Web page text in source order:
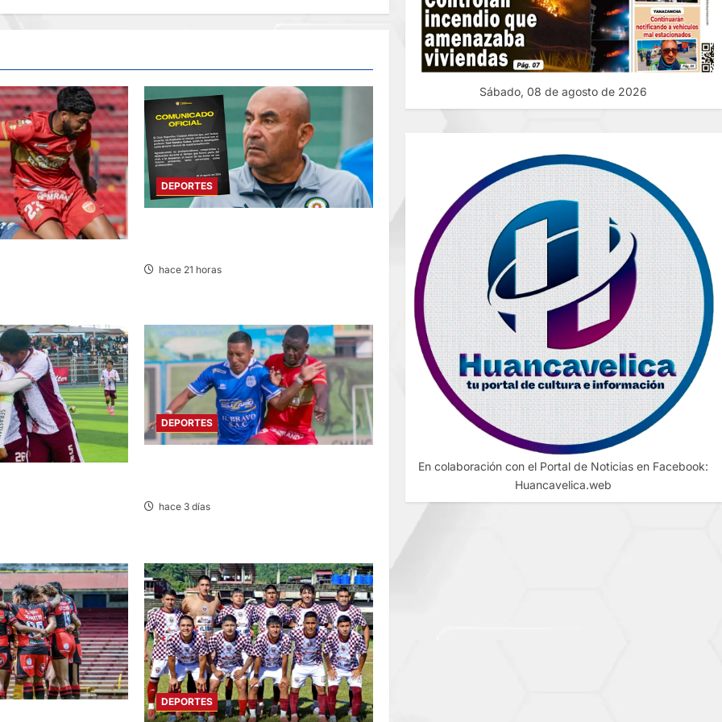
DEPORTES
hace 21 horas
DEPORTES
hace 3 días
DEPORTES
Sábado, 08 de agosto de 2026
En colaboración con el Portal de Noticias en Facebook:
Huancavelica.web